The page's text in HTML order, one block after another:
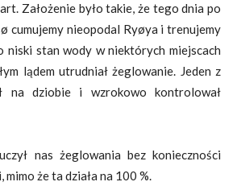
Założenie było takie, że tego dnia po
cumujemy nieopodal Ryøya i trenujemy
niski stan wody w niektórych miejscach
lądem utrudniał żeglowanie. Jeden z
na dziobie i wzrokowo kontrolował
nas żeglowania bez konieczności
że ta działa na 100 %.